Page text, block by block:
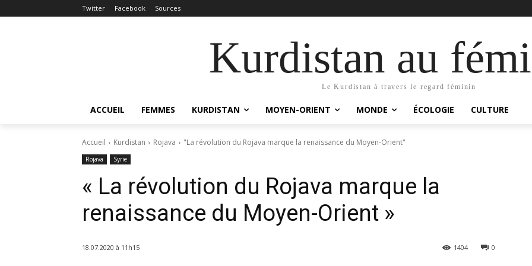
Twitter Facebook Sources
Kurdistan au
Le Kurdistan à travers le regard féminin
ACCUEIL FEMMES KURDISTAN MOYEN-ORIENT MONDE ÉCOLOGIE CULTURE
Accueil Kurdistan Rojava "La révolution du Rojava marque la renaissance du Moyen-Orient"
Rojava Syrie
« La révolution du Rojava marque la
renaissance du Moyen-Orient »
18.07.2020 à 11h15 0
1404